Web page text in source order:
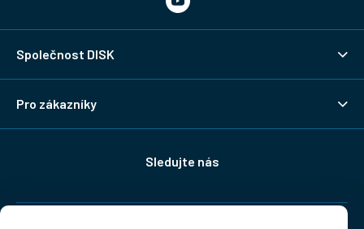
Společnost DISK
Pro zákazníky
Sledujte nás